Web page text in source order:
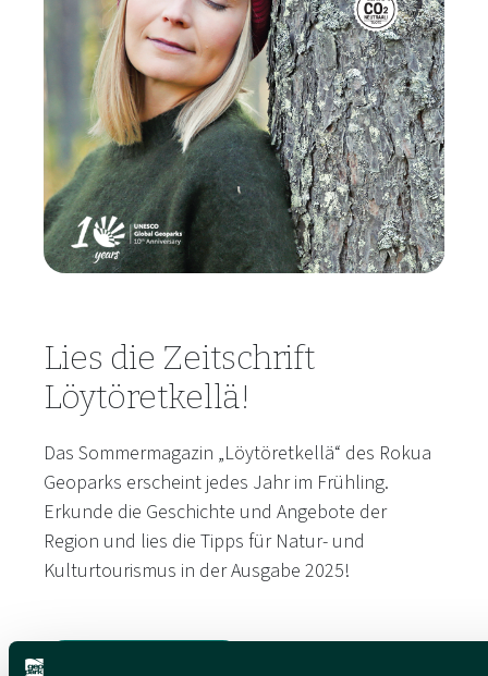
Lies die Zeitschrift
Löytöretkellä!
Das Sommermagazin „Löytöretkellä“ des Rokua
Geoparks erscheint jedes Jahr im Frühling.
Erkunde die Geschichte und Angebote der
Region und lies die Tipps für Natur- und
Kulturtourismus in der Ausgabe 2025!